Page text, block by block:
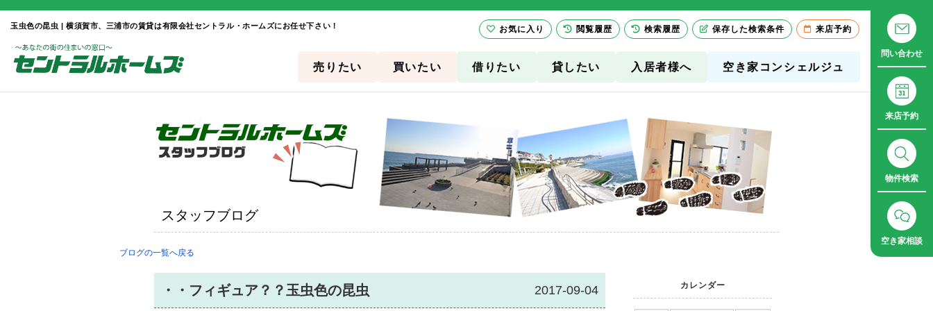
玉虫色の昆虫 | 横須賀市、三浦市の賃貸は有限会社セントラル・ホームズにお任せ下さい！
売りたい 買いたい 借りたい 貸したい 入居者様へ 空き家コンシェルジュ
問い合わせ
来店予約
物件検索
空き家相談
スタッフブログ
ブログの一覧へ戻る
・・フィギュア？？玉虫色の昆虫 2017-09-04 カレンダー
お気に入り 閲覧履歴 検索履歴 保存した検索条件 来店予約